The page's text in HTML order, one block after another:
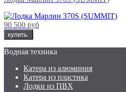
90 500 руб
купить
Водная техника
Катера из алюминия
Катера из пластика
Лодки из ПВХ